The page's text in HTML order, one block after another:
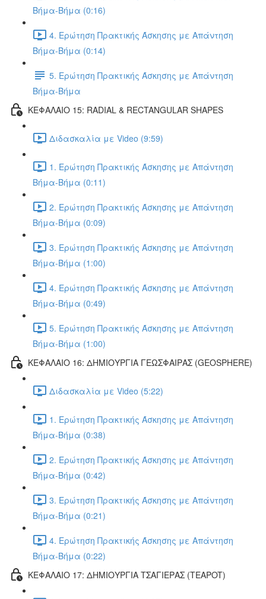
Βήμα-Βήμα (0:16)
4. Ερώτηση Πρακτικής Άσκησης με Απάντηση
Βήμα-Βήμα (0:14)
5. Ερώτηση Πρακτικής Άσκησης με Απάντηση
Βήμα-Βήμα
ΚΕΦΑΛΑΙΟ 15: RADIAL & RECTANGULAR SHAPES
Διδασκαλία με Video (9:59)
1. Ερώτηση Πρακτικής Άσκησης με Απάντηση
Βήμα-Βήμα (0:11)
2. Ερώτηση Πρακτικής Άσκησης με Απάντηση
Βήμα-Βήμα (0:09)
3. Ερώτηση Πρακτικής Άσκησης με Απάντηση
Βήμα-Βήμα (1:00)
4. Ερώτηση Πρακτικής Άσκησης με Απάντηση
Βήμα-Βήμα (0:49)
5. Ερώτηση Πρακτικής Άσκησης με Απάντηση
Βήμα-Βήμα (1:00)
ΚΕΦΑΛΑΙΟ 16: ΔΗΜΙΟΥΡΓΙΑ ΓΕΩΣΦΑΙΡΑΣ (GEOSPHERE)
Διδασκαλία με Video (5:22)
1. Ερώτηση Πρακτικής Άσκησης με Απάντηση
Βήμα-Βήμα (0:38)
2. Ερώτηση Πρακτικής Άσκησης με Απάντηση
Βήμα-Βήμα (0:42)
3. Ερώτηση Πρακτικής Άσκησης με Απάντηση
Βήμα-Βήμα (0:21)
4. Ερώτηση Πρακτικής Άσκησης με Απάντηση
Βήμα-Βήμα (0:22)
ΚΕΦΑΛΑΙΟ 17: ΔΗΜΙΟΥΡΓΙΑ ΤΣΑΓΙΕΡΑΣ (TEAPOT)